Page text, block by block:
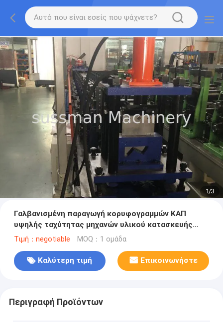
1/3
Γαλβανισμένη παραγωγή κορυφογραμμών ΚΑΠ
υψηλής ταχύτητας μηχανών υλικού κατασκευής
σκεπής μετάλλων αλουμινίου χάλυβα
Τιμή：negotiable MOQ：1 ομάδα
Καλύτερη τιμή Επικοινωνήστε
Περιγραφή Προϊόντων